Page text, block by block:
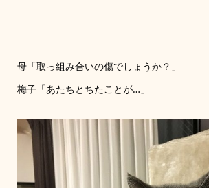
母「取っ組み合いの傷でしょうか？」
梅子「あたちとちたことが…」